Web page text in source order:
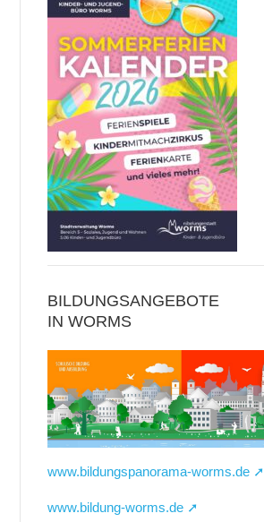
BILDUNGSANGEBOTE
IN WORMS
www.bildungspanorama-worms.de ➚
www.bildung-worms.de ➚